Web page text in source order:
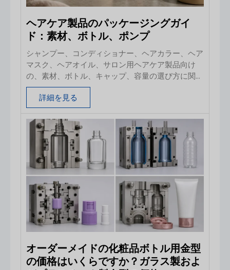
ヘアケア製品のパッケージングガイ
ド：素材、ボトル、ポンプ
シャンプー、コンディショナー、ヘアカラー、ヘア
マスク、ヘアオイル、サロン用ヘアケア製品向け
の、素材、ボトル、キャップ、容量の選び方に関す
る技術的なバイヤーズガイド。.
詳細を見る
オーダーメイドの化粧品ボトル用金型
の価格はいくらですか？ガラス製およ